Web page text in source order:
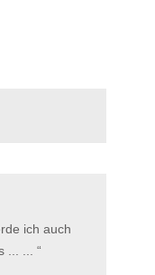
ich auch
... ...